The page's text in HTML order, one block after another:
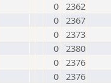
0 2362
0 2367
0 2373
0 2380
0 2376
0 2376